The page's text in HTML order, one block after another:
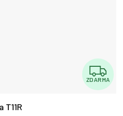
Z
D
ZDARMA
T11R